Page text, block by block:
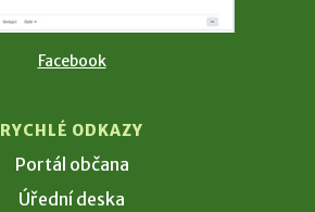
Facebook
RYCHLÉ ODKAZY
Portál občana
Úřední deska